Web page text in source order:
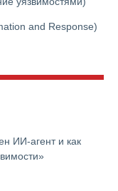
and Response)
ИИ-агент и как